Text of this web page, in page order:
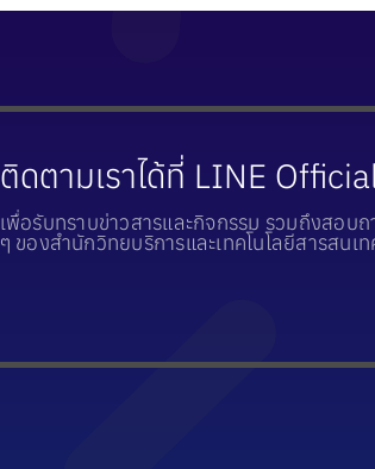
ติดตามเราได้ที่ LINE
เพื่อรับทราบข่าวสารและกิจกรรม รวมถึงสอบ
ๆ ของสำนักวิทยบริการและเทคโนโลยีสารสนเ